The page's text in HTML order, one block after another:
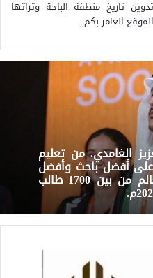
تاريخ منطقة الباحة وتراثها
العامر بكم.
الغامدي. من تعليم
أفضل باحث وأفضل
مشروع على مستوى العالم من بين 1700 طالب